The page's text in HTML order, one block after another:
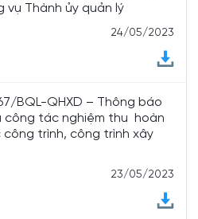
vụ Thành ủy quản lý
24/05/2023
BQL-QHXD – Thông báo
công tác nghiệm thu hoàn
công trình, công trình xây
23/05/2023